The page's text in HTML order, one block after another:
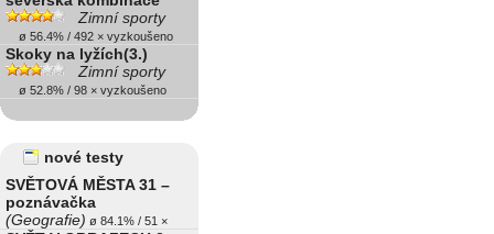
Zimní sporty
ø 56.4% / 492 × vyzkoušeno
Skoky na lyžích(3.)
Zimní sporty
ø 52.8% / 98 × vyzkoušeno
nové testy
SVĚTOVÁ MĚSTA 31 –
poznávačka
(Geografie) ø 84.1% / 51 ×